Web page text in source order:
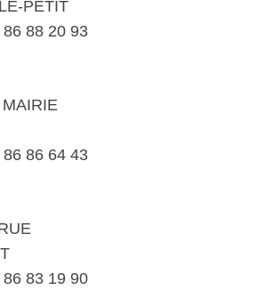
PETIT
88 20 93
86 64 43
83 19 90